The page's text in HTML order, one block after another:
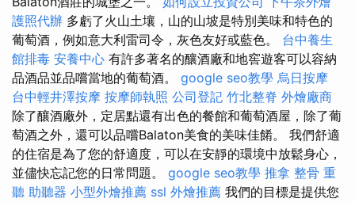
護照代辦 多虧了火山土壤，山的山坡是特別美味和特色的
葡萄酒，例如意大利雷司令，灰色友好或藍色。 台中養生
館排毒 安養中心 有許多著名的釀酒廠和地窖遊客可以容納
品酒品並品嚐當地的葡萄酒。 google seo教學 烏日按摩
台中輕井澤按摩 按摩師執照 公司登記 竹北整脊 外燴廠商
除了釀酒廠外，定居點還有出色的餐館和葡萄酒屋，除了葡
萄酒之外，還可以品嚐Balaton美食的美味佳餚。 我們舒適
的住宿是為了您的舒適度，可以在安靜的環境中放鬆身心，
並儘快忘記您的日常問題。 google seo教學 推拿 整骨 重
聽 助聽器 小型外燴推薦 ssl 外燴推薦 我們的目標是提供您